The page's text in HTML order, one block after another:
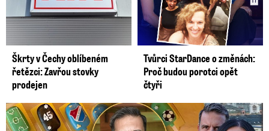
Škrty v Čechy oblíbeném
řetězci: Zavřou stovky
prodejen
Tvůrci StarDance o změnách:
Proč budou porotci opět
čtyři
Kašpárek slavil po boku krásky: Dojemné přání k narozeninám